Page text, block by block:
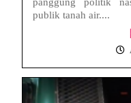
panggung politik
publik tanah air....